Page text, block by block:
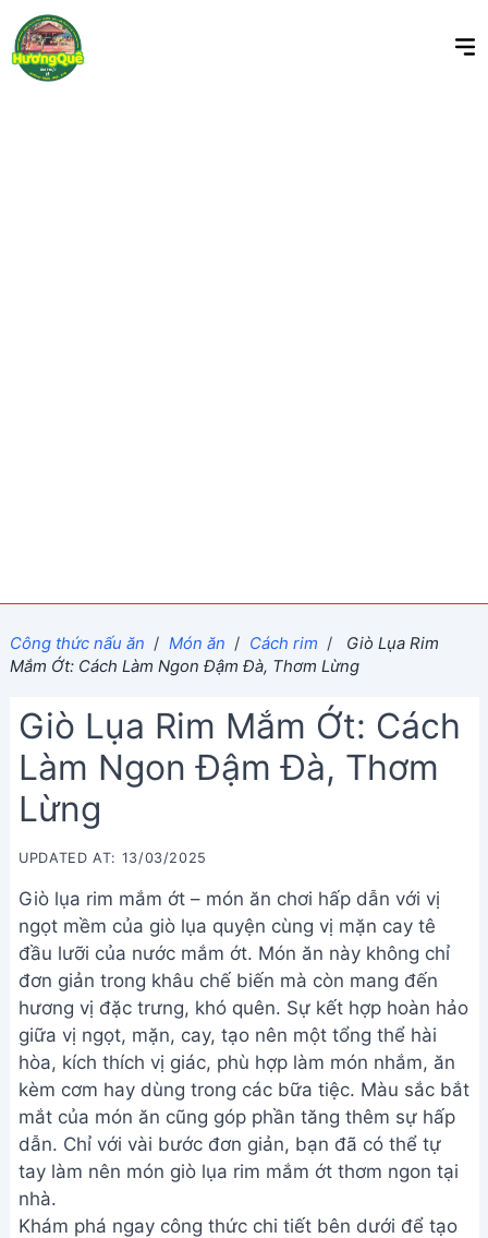
Công thức nấu ăn / Món ăn / Cách rim /
Giò Lụa Rim
Mắm Ớt: Cách Làm Ngon Đậm Đà, Thơm Lừng
Giò Lụa Rim Mắm Ớt: Cách
Làm Ngon Đậm Đà, Thơm
Lừng
UPDATED AT: 13/03/2025
Giò lụa rim mắm ớt – món ăn chơi hấp dẫn với vị
ngọt mềm của giò lụa quyện cùng vị mặn cay tê
đầu lưỡi của nước mắm ớt. Món ăn này không chỉ
đơn giản trong khâu chế biến mà còn mang đến
hương vị đặc trưng, khó quên. Sự kết hợp hoàn hảo
giữa vị ngọt, mặn, cay, tạo nên một tổng thể hài
hòa, kích thích vị giác, phù hợp làm món nhắm, ăn
kèm cơm hay dùng trong các bữa tiệc. Màu sắc bắt
mắt của món ăn cũng góp phần tăng thêm sự hấp
dẫn. Chỉ với vài bước đơn giản, bạn đã có thể tự
tay làm nên món giò lụa rim mắm ớt thơm ngon tại
nhà.
Khám phá ngay công thức chi tiết bên dưới để tạo